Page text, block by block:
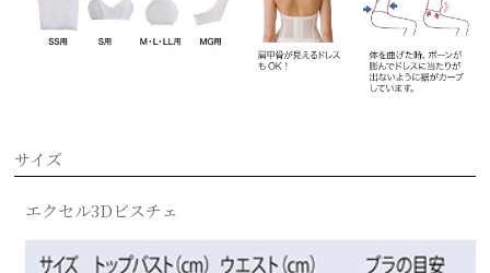
サイズ
エクセル3Dビスチェ